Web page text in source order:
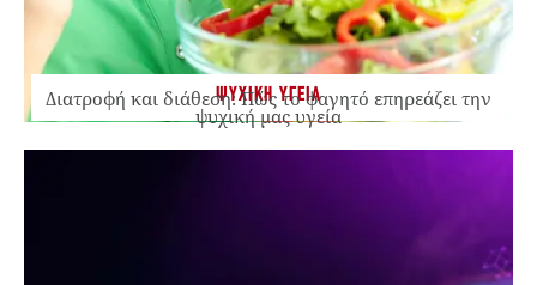
ΨΥΧΙΚΗ ΥΓΕΙΑ
Διατροφή και διάθεση: Πώς το φαγητό επηρεάζει την
ψυχική μας υγεία